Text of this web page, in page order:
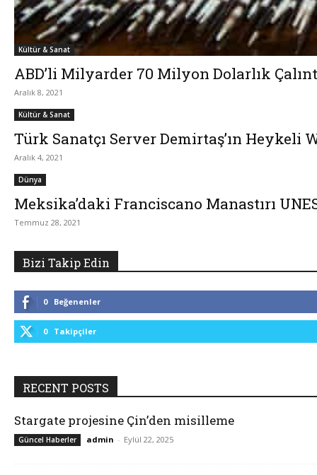
Kültür & Sanat
ABD’li Milyarder 70 Milyon Dolarlık
Aralık 8, 2021
Kültür & Sanat
Türk Sanatçı Server Demirtaş’ın Heykeli
Aralık 4, 2021
Dünya
Meksika’daki Franciscano Manastırı
Temmuz 28, 2021
Bizi Takip Edin
0 Beğenenler
0 Takipçiler
RECENT POSTS
Stargate projesine Çin’den misilleme
Güncel Haberler admin - Eylül 22, 2025